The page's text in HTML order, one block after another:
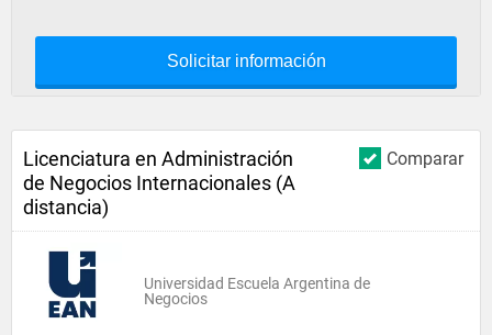
Solicitar información
Comparar
Licenciatura en Administración
de Negocios Internacionales (A
distancia)
Universidad Escuela Argentina de
Negocios